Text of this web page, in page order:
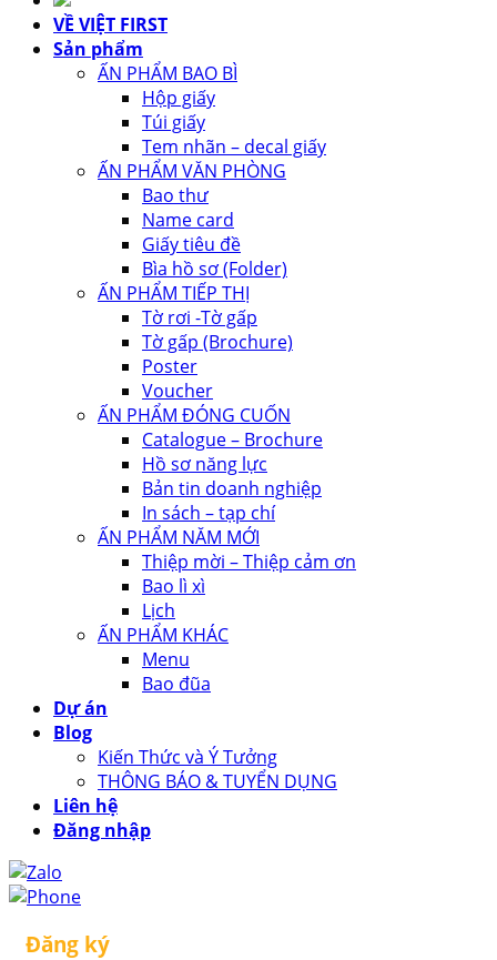
VỀ VIỆT FIRST
Sản phẩm
ẤN PHẨM BAO BÌ
Hộp giấy
Túi giấy
Tem nhãn – decal giấy
ẤN PHẨM VĂN PHÒNG
Bao thư
Name card
Giấy tiêu đề
Bìa hồ sơ (Folder)
ẤN PHẨM TIẾP THỊ
Tờ rơi -Tờ gấp
Tờ gấp (Brochure)
Poster
Voucher
ẤN PHẨM ĐÓNG CUỐN
Catalogue – Brochure
Hồ sơ năng lực
Bản tin doanh nghiệp
In sách – tạp chí
ẤN PHẨM NĂM MỚI
Thiệp mời – Thiệp cảm ơn
Bao lì xì
Lịch
ẤN PHẨM KHÁC
Menu
Bao đũa
Dự án
Blog
Kiến Thức và Ý Tưởng
THÔNG BÁO & TUYỂN DỤNG
Liên hệ
Đăng nhập
Đăng ký